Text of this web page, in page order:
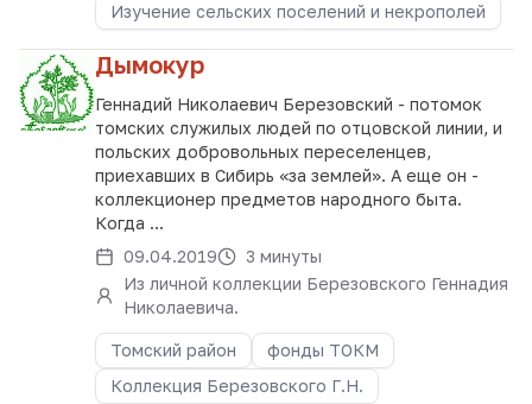
Изучение сельских поселений и некрополей
Дымокур
Геннадий Николаевич Березовский - потомок
томских служилых людей по отцовской линии, и
польских добровольных переселенцев,
приехавших в Сибирь «за землей». А еще он -
коллекционер предметов народного быта.
Когда ...
09.04.2019
3 минуты
Из личной коллекции Березовского Геннадия
Николаевича.
Томский район
фонды ТОКМ
Коллекция Березовского Г.Н.